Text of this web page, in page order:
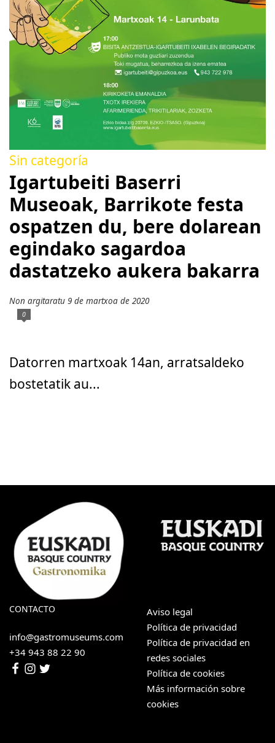
Sin categoría
Igartubeiti Baserri
Museoak, Barrikote festa
ospatzen du, bere dolarean
egindako sagardoa
dastatzeko aukera bakarra
Non argitaratu 9 de martxoa de 2020
0
Datorren martxoak 14an, arratsaldeko
bostetatik au...
CONTACTO
info@gastromuseums.com
+34 943 88 22 90
Aviso legal
Política de privacidad
Política de privacidad en
redes sociales
Política de cookies
Más información sobre
cookies